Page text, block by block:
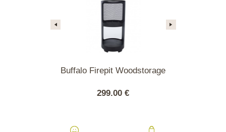
Buffalo Firepit Woodstorage
299.00 €